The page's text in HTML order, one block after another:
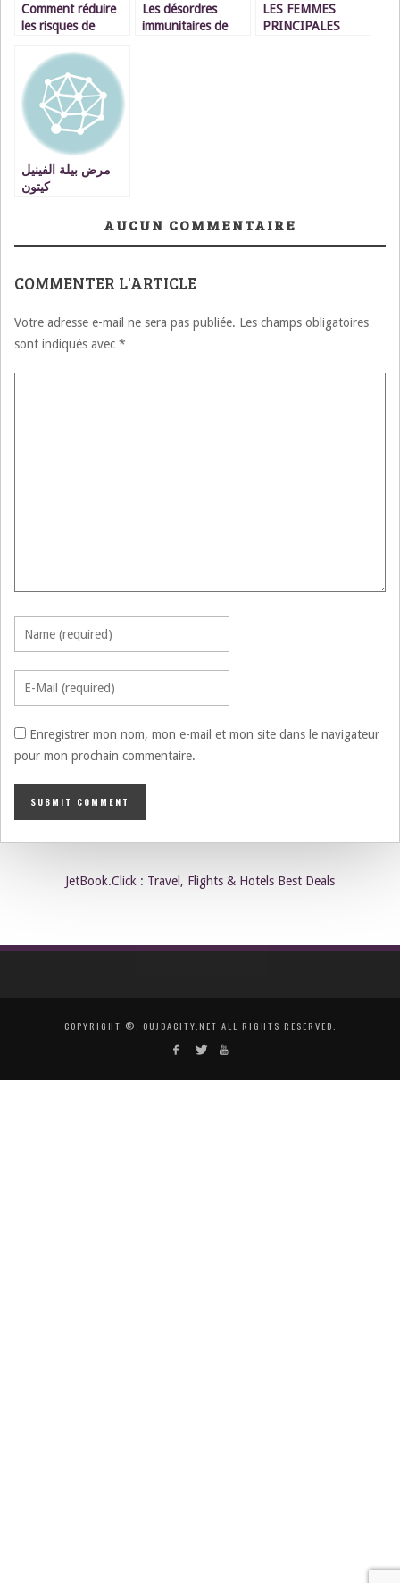
Comment réduire
les risques de
l’intolérance au
gluten ou maladie
cœliaque chez
l’enfant au Maroc
Les désordres
immunitaires de
LES FEMMES
PRINCIPALES
مرض بيلة الفينيل
كيتون
AUCUN COMMENTAIRE
COMMENTER L'ARTICLE
Votre adresse e-mail ne sera pas publiée. Les champs obligatoires
sont indiqués avec *
Enregistrer mon nom, mon e-mail et mon site dans le navigateur
pour mon prochain commentaire.
JetBook.Click : Travel, Flights & Hotels Best Deals
COPYRIGHT ©, OUJDACITY.NET ALL RIGHTS RESERVED.